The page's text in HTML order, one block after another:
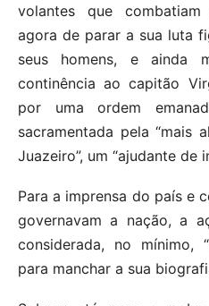
volantes que
agora de parar a sua luta
seus homens, e ainda
continência ao capitão
por uma ordem
sacramentada pela “mais
Juazeiro”, um “ajudante de
Para a imprensa do país e
governavam a nação, a
considerada, no mínimo,
para manchar a sua